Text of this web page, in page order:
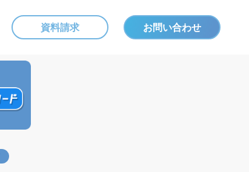
資料請求 お問い合わせ